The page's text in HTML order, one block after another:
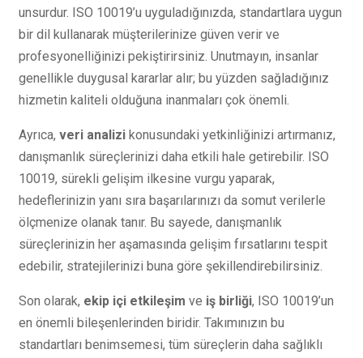
unsurdur. ISO 10019’u uyguladığınızda, standartlara uygun
bir dil kullanarak müşterilerinize güven verir ve
profesyonelliğinizi pekiştirirsiniz. Unutmayın, insanlar
genellikle duygusal kararlar alır; bu yüzden sağladığınız
hizmetin kaliteli olduğuna inanmaları çok önemli.
Ayrıca, veri analizi konusundaki yetkinliğinizi artırmanız,
danışmanlık süreçlerinizi daha etkili hale getirebilir. ISO
10019, sürekli gelişim ilkesine vurgu yaparak,
hedeflerinizin yanı sıra başarılarınızı da somut verilerle
ölçmenize olanak tanır. Bu sayede, danışmanlık
süreçlerinizin her aşamasında gelişim fırsatlarını tespit
edebilir, stratejilerinizi buna göre şekillendirebilirsiniz.
Son olarak, ekip içi etkileşim ve iş birliği, ISO 10019’un
en önemli bileşenlerinden biridir. Takımınızın bu
standartları benimsemesi, tüm süreçlerin daha sağlıklı